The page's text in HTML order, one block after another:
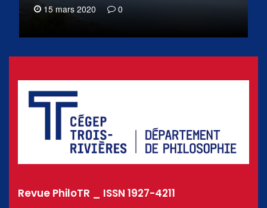
15 mars 2020 0
Revue PhiloTR _ ISSN 1927-4211